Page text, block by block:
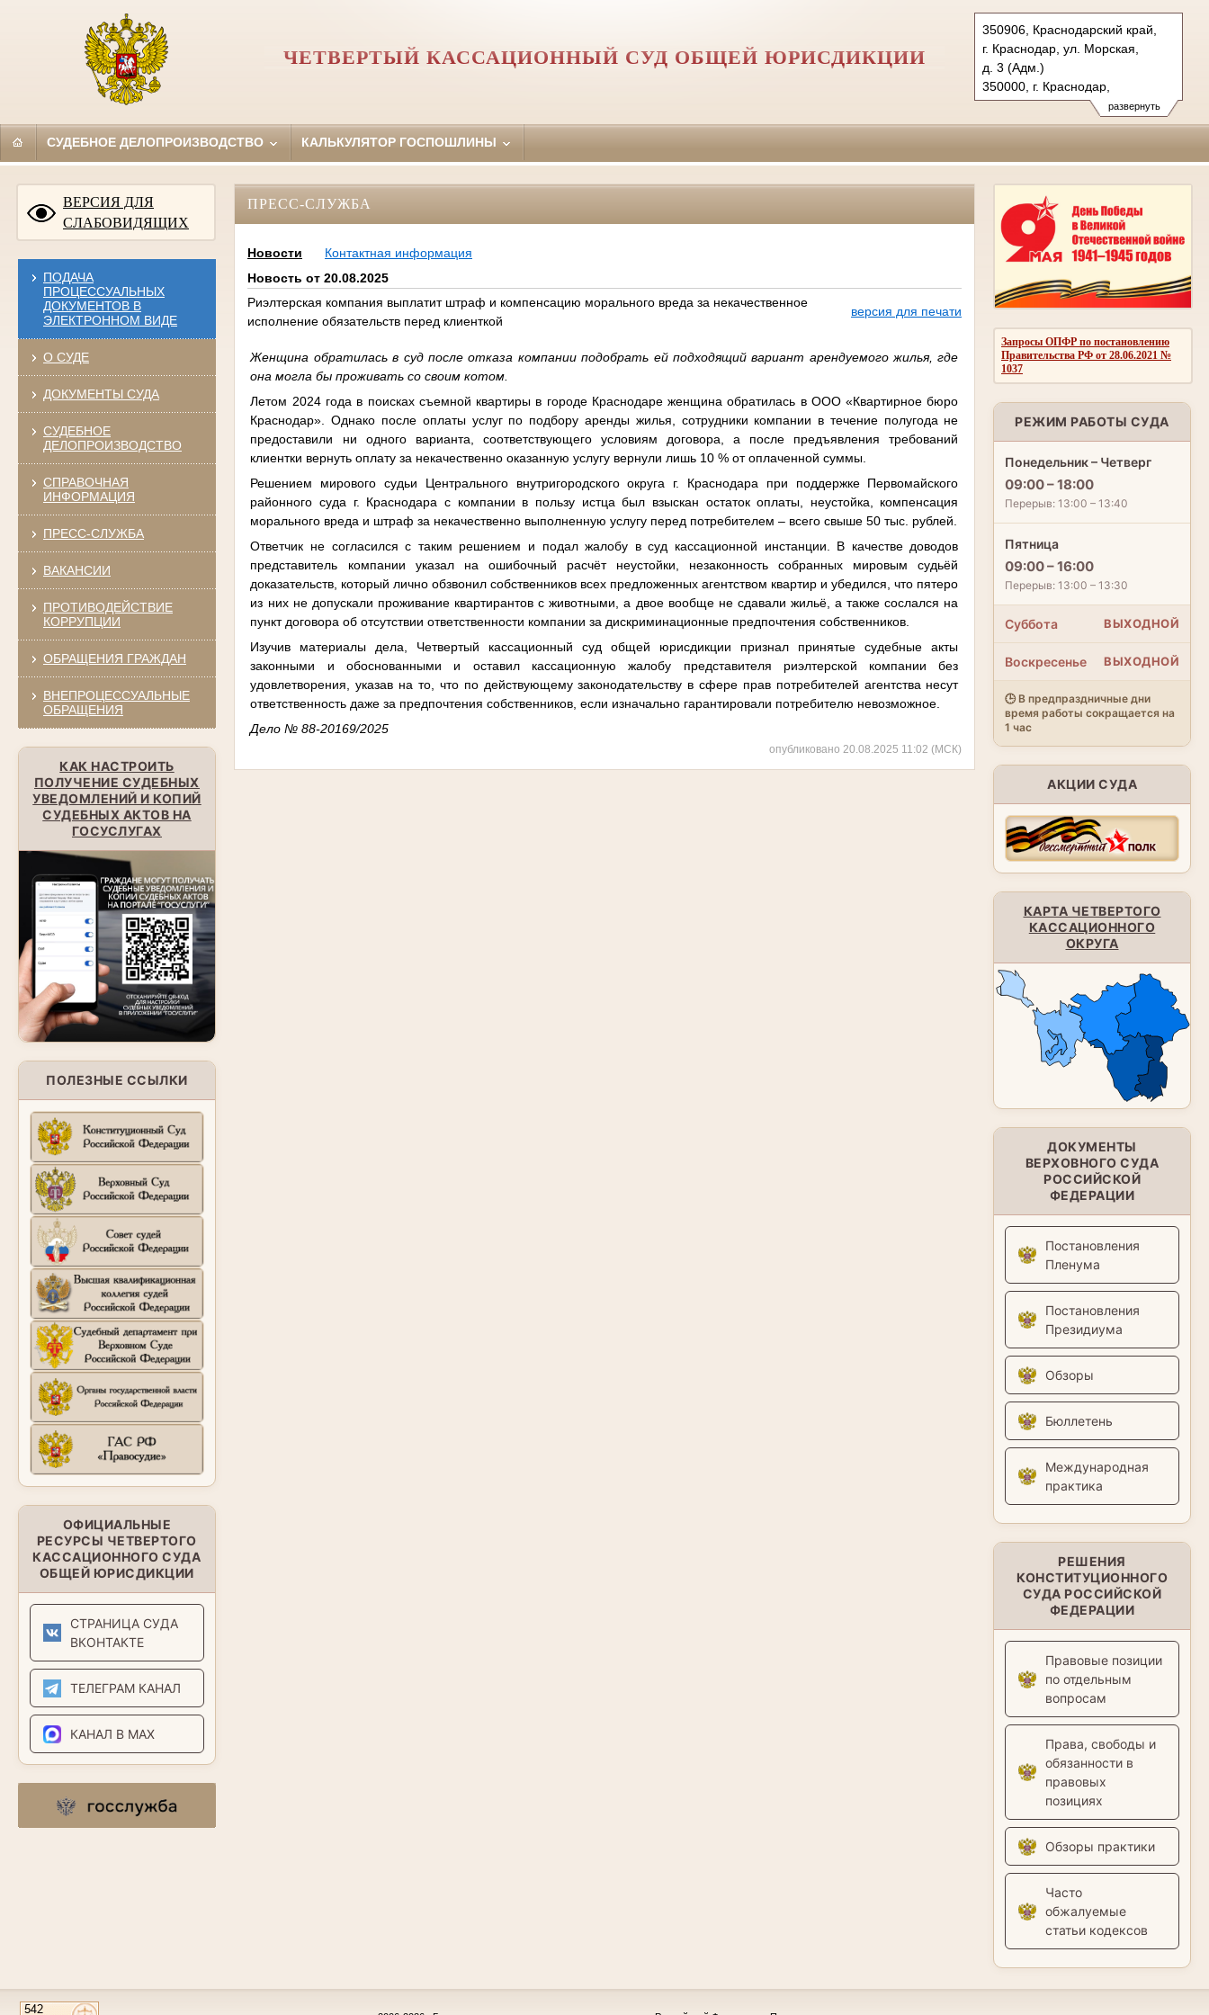
развернуть
350906, Краснодарский край,
г. Краснодар, ул. Морская,
д. 3 (Адм.)
350000, г. Краснодар,
ул. Красная, д.113 (Уг.)
350907, г. Краснодар,
Тел.: (861) 219-24-00
ЧЕТВЕРТЫЙ КАССАЦИОННЫЙ СУД ОБЩЕЙ ЮРИСДИКЦИИ
СУДЕБНОЕ ДЕЛОПРОИЗВОДСТВО КАЛЬКУЛЯТОР ГОСПОШЛИНЫ
ВЕРСИЯ ДЛЯ
СЛАБОВИДЯЩИХ
ПОДАЧА
ПРОЦЕССУАЛЬНЫХ
ДОКУМЕНТОВ В
ЭЛЕКТРОННОМ ВИДЕ
О СУДЕ
ДОКУМЕНТЫ СУДА
СУДЕБНОЕ
ДЕЛОПРОИЗВОДСТВО
СПРАВОЧНАЯ
ИНФОРМАЦИЯ
ПРЕСС-СЛУЖБА
ВАКАНСИИ
ПРОТИВОДЕЙСТВИЕ
КОРРУПЦИИ
ОБРАЩЕНИЯ ГРАЖДАН
ВНЕПРОЦЕССУАЛЬНЫЕ
ОБРАЩЕНИЯ
КАК НАСТРОИТЬ
ПОЛУЧЕНИЕ СУДЕБНЫХ
УВЕДОМЛЕНИЙ И КОПИЙ
СУДЕБНЫХ АКТОВ НА
ГОСУСЛУГАХ
ПОЛЕЗНЫЕ ССЫЛКИ
ОФИЦИАЛЬНЫЕ
РЕСУРСЫ ЧЕТВЕРТОГО
КАССАЦИОННОГО СУДА
ОБЩЕЙ ЮРИСДИКЦИИ
СТРАНИЦА СУДА
ВКОНТАКТЕ
ТЕЛЕГРАМ КАНАЛ
КАНАЛ В MAX
Запросы ОПФР по постановлению
Правительства РФ от 28.06.2021 №
1037
РЕЖИМ РАБОТЫ СУДА
Понедельник – Четверг
09:00 – 18:00
Перерыв: 13:00 – 13:40
Пятница
09:00 – 16:00
Перерыв: 13:00 – 13:30
Суббота ВЫХОДНОЙ
Воскресенье ВЫХОДНОЙ
🕒 В предпраздничные дни
время работы сокращается на
1 час
АКЦИИ СУДА
КАРТА ЧЕТВЕРТОГО
КАССАЦИОННОГО
ОКРУГА
ДОКУМЕНТЫ
ВЕРХОВНОГО СУДА
РОССИЙСКОЙ
ФЕДЕРАЦИИ
Постановления
Пленума
Постановления
Президиума
Обзоры
Бюллетень
Международная
практика
РЕШЕНИЯ
КОНСТИТУЦИОННОГО
СУДА РОССИЙСКОЙ
ФЕДЕРАЦИИ
Правовые позиции
по отдельным
вопросам
Права, свободы и
обязанности в
правовых
позициях
Обзоры практики
Часто
обжалуемые
статьи кодексов
ПРЕСС-СЛУЖБА
Новости
Контактная информация
Новость от 20.08.2025
Риэлтерская компания выплатит штраф и компенсацию морального вреда за некачественное
исполнение обязательств перед клиенткой
версия для печати
Женщина обратилась в суд после отказа компании подобрать ей подходящий вариант арендуемого жилья, где
она могла бы проживать со своим котом.
Летом 2024 года в поисках съемной квартиры в городе Краснодаре женщина обратилась в ООО «Квартирное бюро
Краснодар». Однако после оплаты услуг по подбору аренды жилья, сотрудники компании в течение полугода не
предоставили ни одного варианта, соответствующего условиям договора, а после предъявления требований
клиентки вернуть оплату за некачественно оказанную услугу вернули лишь 10 % от оплаченной суммы.
Решением мирового судьи Центрального внутригородского округа г. Краснодара при поддержке Первомайского
районного суда г. Краснодара с компании в пользу истца был взыскан остаток оплаты, неустойка, компенсация
морального вреда и штраф за некачественно выполненную услугу перед потребителем – всего свыше 50 тыс. рублей.
Ответчик не согласился с таким решением и подал жалобу в суд кассационной инстанции. В качестве доводов
представитель компании указал на ошибочный расчёт неустойки, незаконность собранных мировым судьёй
доказательств, который лично обзвонил собственников всех предложенных агентством квартир и убедился, что пятеро
из них не допускали проживание квартирантов с животными, а двое вообще не сдавали жильё, а также сослался на
пункт договора об отсутствии ответственности компании за дискриминационные предпочтения собственников.
Изучив материалы дела, Четвертый кассационный суд общей юрисдикции признал принятые судебные акты
законными и обоснованными и оставил кассационную жалобу представителя риэлтерской компании без
удовлетворения, указав на то, что по действующему законодательству в сфере прав потребителей агентства несут
ответственность даже за предпочтения собственников, если изначально гарантировали потребителю невозможное.
Дело № 88-20169/2025
опубликовано 20.08.2025 11:02 (МСК)